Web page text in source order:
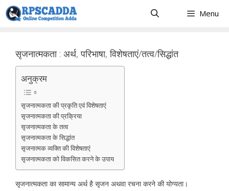
Skip
to
Menu
सृजनात्मकता : अर्थ, परिभाषा, विशेषताएं/तत्व/सिद्धांत
अनुक्रम
सृजनात्मकता की प्रकृति एवं विशेषताएं
सृजनात्मकता की प्रक्रिया
सृजनात्मकता के तत्व
सृजनात्मकता के सिद्धांत
सृजनात्मक व्यक्ति की विशेषताएं
सृजनात्मकता को विकसित करने के उपाय
सृजनात्मकता का सामान्य अर्थ है सृजन अथवा रचना करने की योग्यता।